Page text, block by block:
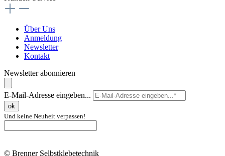
Über Uns
Anmeldung
Newsletter
Kontakt
Newsletter abonnieren
E-Mail-Adresse eingeben...
ok
Und keine Neuheit verpassen!
© Brenner Selbstklebetechnik